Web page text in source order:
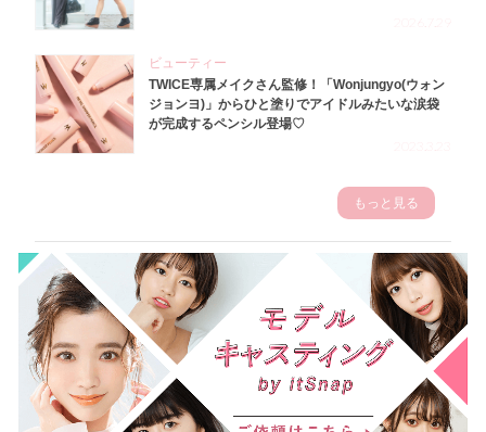
ビューティー
TWICE専属メイクさん監修！「Wonjungyo(ウォン
ジョンヨ)」からひと塗りでアイドルみたいな涙袋
が完成するペンシル登場♡
もっと見る